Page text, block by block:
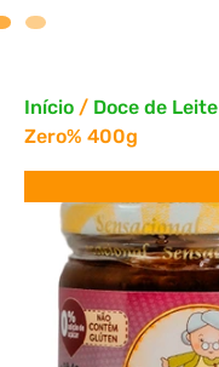
Início / Doce de Leite
Zero% 400g